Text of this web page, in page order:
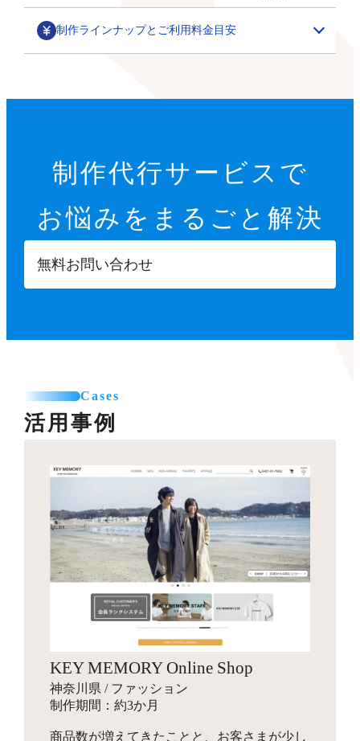
制作ラインナップとご利用料金目安
カテゴリごとの商品一覧や、季節に合わせた期間限定の
特集ページ作成を行います。
サムネイル・スライダー作成
商品ページへ誘導するサムネイルや、商品ページ内に掲
て利用可能なパーツを制作します。
バナー作成
るための画像を制作します。
ロゴ作成
お見積り
会社名やサービス、商品に使用するロゴマークをデザイ
10,000円～
検索エンジン対策ワード入力
Search Consoleの設定
22,000円
【設定項目】
特定商取引法に基づく表示設定
配送方法入力
カテゴリー登録
お見積り
他カートサービスからの引っ越しを代行します。
独自ドメイン設定
16,500円～
ご希望のドメインに設定します。
お見積り
新規商品登録、引っ越しでの登録など、ご状況に合わせ
た商品設定代行を行います。
各8,000円～
ご要望に合わせて、部分的なデザインカスタマイズを行
※画像などの素材はオーナーさまにご用意いただきます
SNSエリア設置
送料一覧表テーブル作成
バナー作成・設置
その他
GTMタグ設定代行
Googleタグマネージャーのタグの設計や設置を行いま
す。
撮影代行
お見積り
プロのカメラマンが、商品・モデル・イメージ撮影を行
います。動画撮影にも対応可能です。指定のスタジオへ
す。
インフルエンサーギフティング
88,000円～
ショップの商品をインフルエンサーがSNSでPR投稿する
手配を行い、幅広いインプレッションの獲得を目指しま
パッケージデザイン
お見積り
商品のパッケージやロゴ画像、ブランディングデザイン
を行います。
制作代行サービスで
お悩みを まるごと解決
無料お問い合わせ
Cases
活用事例
KEY MEMORY Online Shop
神奈川県 / ファッション
制作期間：約3か月
商品数が増えてきたことと、お客さまが少し